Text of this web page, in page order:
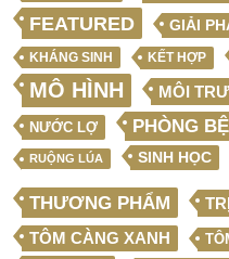
FEATURED GIẢI
KHÁNG SINH KẾT HỢP
MÔ HÌNH MÔI
NƯỚC LỢ PHÒNG
RUỘNG LÚA SINH HỌC
THƯƠNG PHẨM
TÔM CÀNG XANH